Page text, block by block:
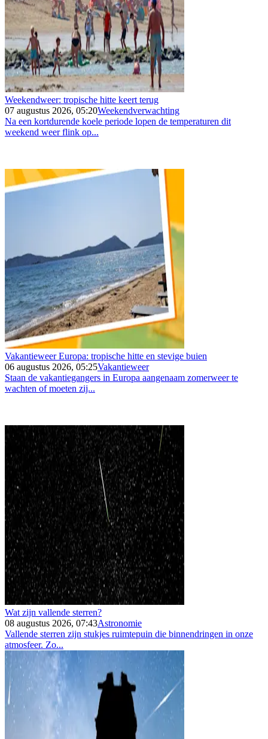
Weekendweer: tropische hitte keert terug
07 augustus 2026, 05:20Weekendverwachting
Na een kortdurende koele periode lopen de temperaturen dit
weekend weer flink op...
Vakantieweer Europa: tropische hitte en stevige buien
06 augustus 2026, 05:25Vakantieweer
Staan de vakantiegangers in Europa aangenaam zomerweer te
wachten of moeten zij...
Wat zijn vallende sterren?
08 augustus 2026, 07:43Astronomie
Vallende sterren zijn stukjes ruimtepuin die binnendringen in onze
atmosfeer. Zo...